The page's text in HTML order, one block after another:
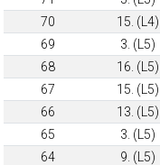
70
15. (L4)
69
3. (L5)
68
16. (L5)
67
15. (L5)
66
13. (L5)
65
3. (L5)
64
9. (L5)